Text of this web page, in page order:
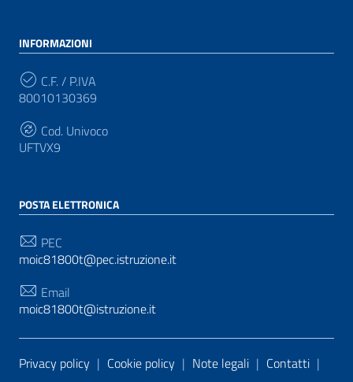
INFORMAZIONI
C.F. / P.IVA
80010130369
Cod. Univoco
UFTVX9
POSTA ELETTRONICA
PEC
moic81800t@pec.istruzione.it
Email
moic81800t@istruzione.it
Sezione Link Utili
Privacy policy | Cookie policy | Note legali | Contatti |